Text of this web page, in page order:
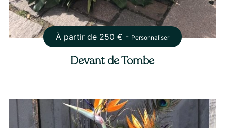
À partir de 250 € - Personnaliser
Devant de Tombe